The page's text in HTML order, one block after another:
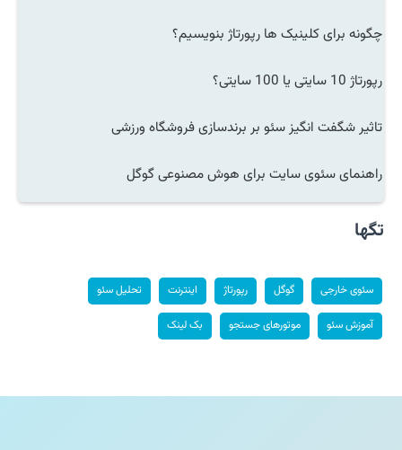
چگونه برای کلینیک ها رپورتاژ بنویسیم؟
رپورتاژ 10 سایتی یا 100 سایتی؟
تاثیر شگفت انگیز سئو بر برندسازی فروشگاه ورزشی
راهنمای سئوی سایت برای هوش مصنوعی گوگل
تگها
سئوی خارجی گوگل رپورتاژ اینترنت تحلیل سئو
آموزش سئو موتورهای جستجو بک لینک